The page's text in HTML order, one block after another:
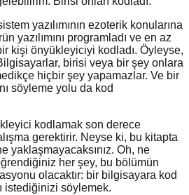
yazılımının ezoterik konularına
yazılımını programladı ve en az
kişi önyükleyiciyi kodladı. Öyleyse,
birisi veya bir şey onlara
hiçbir şey yapamazlar. Ve bir
söyleme yolu da kod
kodlamak son derece
gerektirir. Neyse ki, bu kitapta
yaklaşmayacaksınız. Oh, ne
her şey, bu bölümün
olacaktır: bir bilgisayara kod
istediğinizi söylemek.